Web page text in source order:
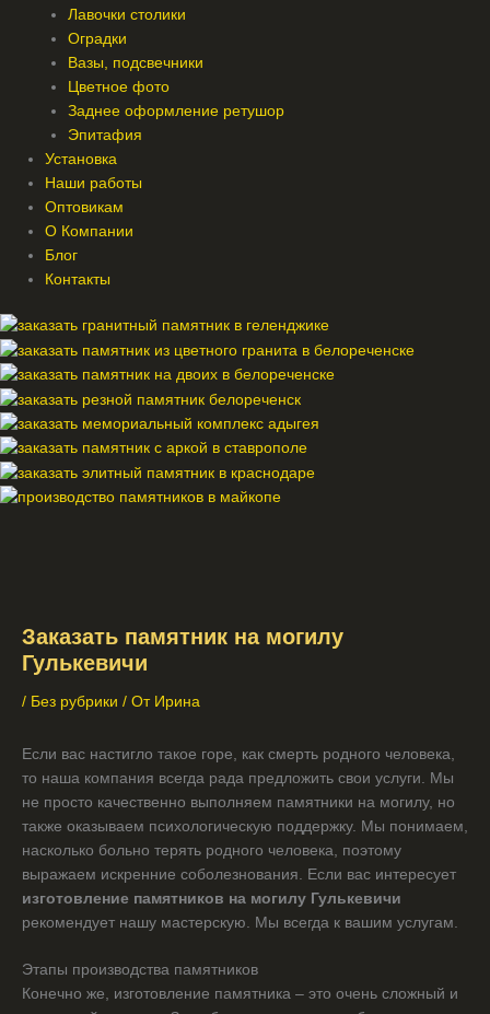
Лавочки столики
Оградки
Вазы, подсвечники
Цветное фото
Заднее оформление ретушор
Эпитафия
Установка
Наши работы
Оптовикам
О Компании
Блог
Контакты
Заказать памятник на могилу
Гулькевичи
/ Без рубрики / От Ирина
Если вас настигло такое горе, как смерть родного человека,
то наша компания всегда рада предложить свои услуги. Мы
не просто качественно выполняем памятники на могилу, но
также оказываем психологическую поддержку. Мы понимаем,
насколько больно терять родного человека, поэтому
выражаем искренние соболезнования. Если вас интересует
изготовление памятников на могилу Гулькевичи
рекомендует нашу мастерскую. Мы всегда к вашим услугам.
Этапы производства памятников
Конечно же, изготовление памятника – это очень сложный и